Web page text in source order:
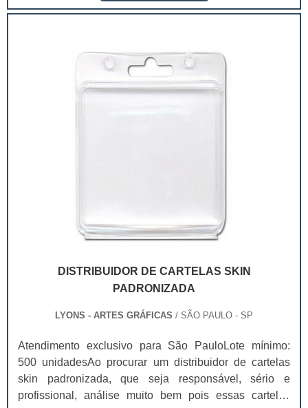
extremamente competitivo, assim, as embalagens
DISTRIBUIDOR DE CARTELAS SKIN
PADRONIZADA
LYONS - ARTES GRÁFICAS / SÃO PAULO - SP
Atendimento exclusivo para São PauloLote mínimo:
500 unidadesAo procurar um distribuidor de cartelas
skin padronizada, que seja responsável, sério e
profissional, análise muito bem pois essas cartelas